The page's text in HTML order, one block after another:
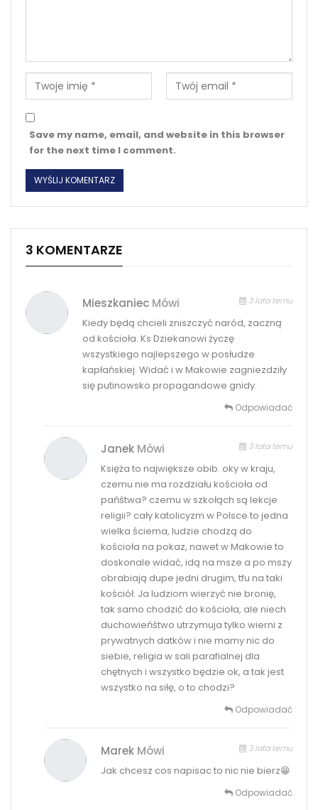
Save my name, email, and website in this browser
for the next time I comment.
3 KOMENTARZE
Mieszkaniec Mówi 3 lata temu
Kiedy będą chcieli zniszczyć naród, zaczną
od kościoła. Ks Dziekanowi życzę
wszystkiego najlepszego w posłudze
kapłańskiej. Widać i w Makowie zagniezdziły
się putinowsko propagandowe gnidy.
Odpowiadać
Janek Mówi 3 lata temu
Księża to największe obib. oky w kraju,
czemu nie ma rozdziału kościoła od
pańśtwa? czemu w szkołąch są lekcje
religii? cały katolicyzm w Polsce to jedna
wielka ściema, ludzie chodzą do
kościoła na pokaz, nawet w Makowie to
doskonale widać, idą na msze a po mszy
obrabiają dupe jedni drugim, tfu na taki
kościół. Ja ludziom wierzyć nie bronię,
tak samo chodzić do kościoła, ale niech
duchowieńśtwo utrzymuja tylko wierni z
prywatnych datków i nie mamy nic do
siebie, religia w sali parafialnej dla
chętnych i wszystko będzie ok, a tak jest
wszystko na siłę, o to chodzi?
Odpowiadać
Marek Mówi 3 lata temu
Jak chcesz cos napisac to nic nie bierz😁
Odpowiadać